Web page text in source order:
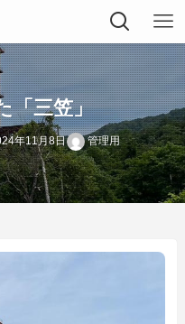
「三笠」
年11月8日 管理用